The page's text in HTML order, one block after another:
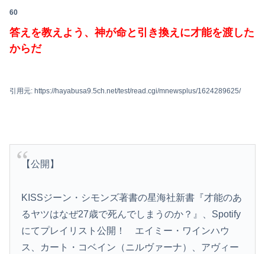
60
答えを教えよう、神が命と引き換えに才能を渡した
からだ
引用元: https://hayabusa9.5ch.net/test/read.cgi/mnewsplus/1624289625/
【公開】
KISSジーン・シモンズ著書の星海社新書『才能のあ
るヤツはなぜ27歳で死んでしまうのか？』、Spotify
にてプレイリスト公開！ エイミー・ワインハウ
ス、カート・コベイン（ニルヴァーナ）、アヴィー